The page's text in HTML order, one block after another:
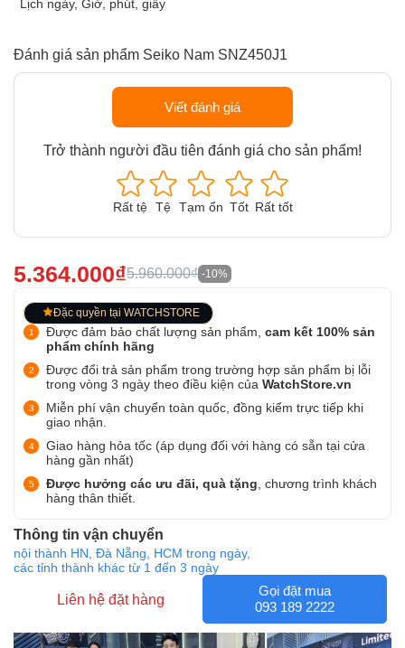
Lịch ngày, Giờ, phút, giây
Đánh giá sản phẩm Seiko Nam SNZ450J1
Viết đánh giá
Trở thành người đầu tiên đánh giá cho sản phẩm!
Rất tệ Tệ Tạm ổn Tốt Rất tốt
5.364.000₫5.960.000₫ -10%
Đặc quyền tại WATCHSTORE
Được đảm bảo chất lượng sản phẩm, cam kết 100% sản
phẩm chính hãng
Được đổi trả sản phẩm trong trường hợp sản phẩm bị lỗi
trong vòng 3 ngày theo điều kiện của WatchStore.vn
Miễn phí vận chuyển toàn quốc, đồng kiểm trực tiếp khi
giao nhận.
Giao hàng hỏa tốc (áp dụng đối với hàng có sẵn tại cửa
hàng gần nhất)
Được hưởng các ưu đãi, quà tặng , chương trình khách
hàng thân thiết.
Thông tin vận chuyển
nội thành HN, Đà Nẵng, HCM trong ngày,
các tỉnh thành khác từ 1 đến 3 ngày
Liên hệ đặt hàng
Gọi đặt mua
093 189 2222